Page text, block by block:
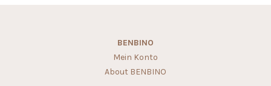
BENBINO
Mein Konto
About BENBINO